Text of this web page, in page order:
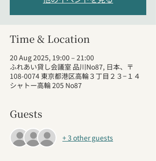
Time & Location
20 Aug 2025, 19:00 – 21:00
ふれあい貸し会議室 品川No87, 日本、〒
108-0074 東京都港区高輪３丁目２３−１４
シャトー高輪 205 No87
Guests
+ 3 other guests